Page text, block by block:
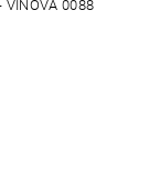
VÍNOVÁ 0088